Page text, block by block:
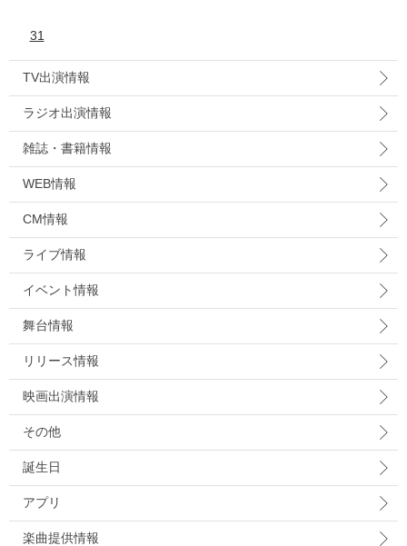
31
TV出演情報
ラジオ出演情報
雑誌・書籍情報
WEB情報
CM情報
ライブ情報
イベント情報
舞台情報
リリース情報
映画出演情報
その他
誕生日
アプリ
楽曲提供情報